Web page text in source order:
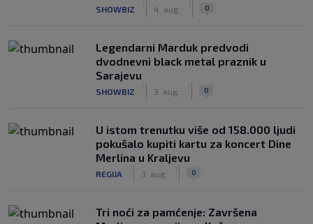
SHOWBIZ 4. aug. 0
Legendarni Marduk predvodi
dvodnevni black metal praznik u
Sarajevu
SHOWBIZ 3. aug. 0
U istom trenutku više od 158.000 ljudi
pokušalo kupiti kartu za koncert Dine
Merlina u Kraljevu
REGIJA 3. aug. 0
Tri noći za pamćenje: Završena